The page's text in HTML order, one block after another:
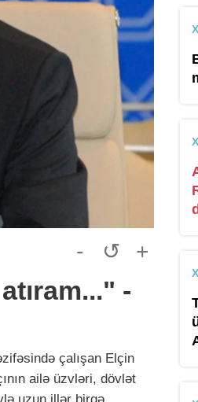
- ↺ +
-
çalışan Elçin
ailə üzvləri, dövlət